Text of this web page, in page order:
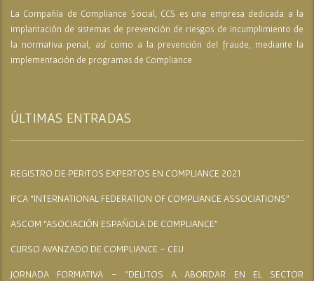
La Compañía de Compliance Social, CCS es una empresa dedicada a la
implantación de sistemas de prevención de riesgos de incumplimiento de
la normativa penal, así como a la prevención del fraude, mediante la
implementación de programas de Compliance.
ÚLTIMAS ENTRADAS
REGISTRO DE PERITOS EXPERTOS EN COMPLIANCE 2021
IFCA “INTERNATIONAL FEDERATION OF COMPLIANCE ASSOCIATIONS”
ASCOM “ASOCIACIÓN ESPAÑOLA DE COMPLIANCE”
CURSO AVANZADO DE COMPLIANCE – CEU
JORNADA FORMATIVA – “DELITOS A ABORDAR EN EL SECTOR